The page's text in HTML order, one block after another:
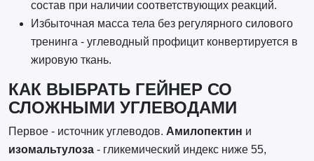
состав при наличии соответствующих реакций.
Избыточная масса тела без регулярного силового
тренинга - углеводный профицит конвертируется в
жировую ткань.
КАК ВЫБРАТЬ ГЕЙНЕР СО
СЛОЖНЫМИ УГЛЕВОДАМИ
Первое - источник углеводов. Амилопектин и
изомальтулоза- гликемический индекс ниже 55,